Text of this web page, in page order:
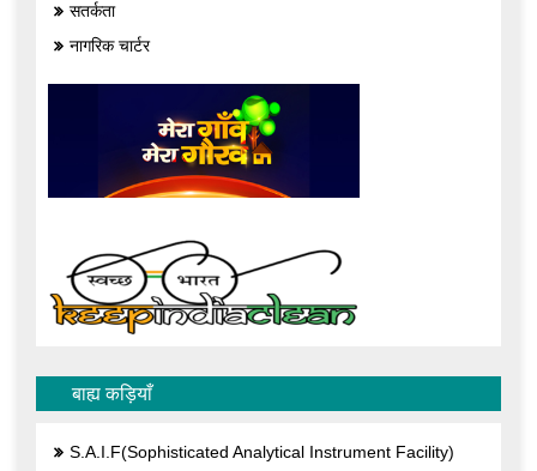
सतर्कता
नागरिक चार्टर
बाह्य कड़ियाँ
S.A.I.F(Sophisticated Analytical Instrument Facility)